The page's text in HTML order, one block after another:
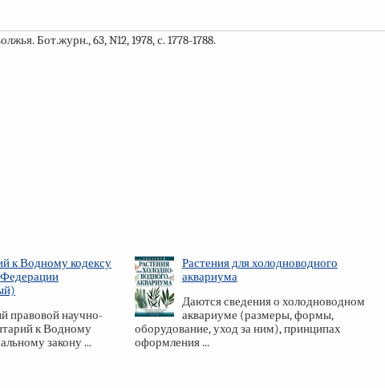
Бот.журн., 63, N12, 1978, с.1778-1788.
к Водному кодексу
правовой научно-
к Водному
закону ...
Растения для холодноводного
аквариума
Даются сведения о холодноводном
аквариуме (размеры, формы,
оборудование, уход за ним), принципах
оформления ...